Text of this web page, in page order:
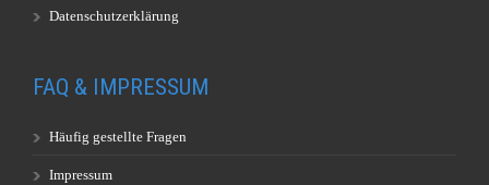
Datenschutzerklärung
FAQ & IMPRESSUM
Häufig gestellte Fragen
Impressum